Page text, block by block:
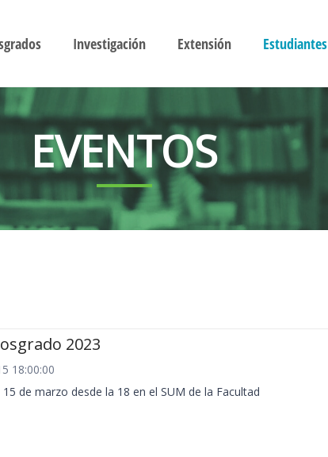
Investigación Extensión Estudiantes
EVENTOS
2023
18:00:00
de marzo desde la 18 en el SUM de la Facultad